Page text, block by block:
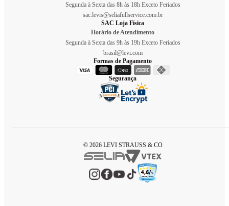
Segunda à Sexta das 8h às 18h Exceto Feriados
sac.levis@seliafullservice.com.br
SAC Loja Física
Horário de Atendimento
Segunda à Sexta das 9h às 19h Exceto Feriados
brasil@levi.com
Formas de Pagamento
Segurança
© 2026 LEVI STRAUSS & CO